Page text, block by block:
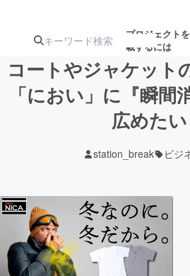
プロジェクト
載するには
注目の新着プロ募
テクノロジー・ガジェット
映像・映画
コートやジャケット
「におい」に『瞬間
広めたい
station_break ビジ